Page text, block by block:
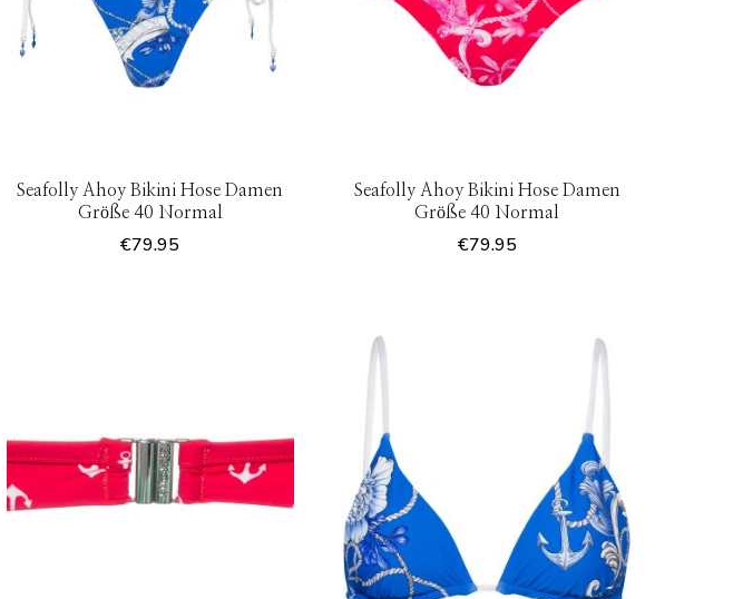
Seafolly Ahoy Bikini Hose Damen
Größe 40 Normal
€79.95
Seafolly Ahoy Bikini Hose Damen
Größe 40 Normal
€79.95